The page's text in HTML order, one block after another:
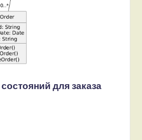
для заказа